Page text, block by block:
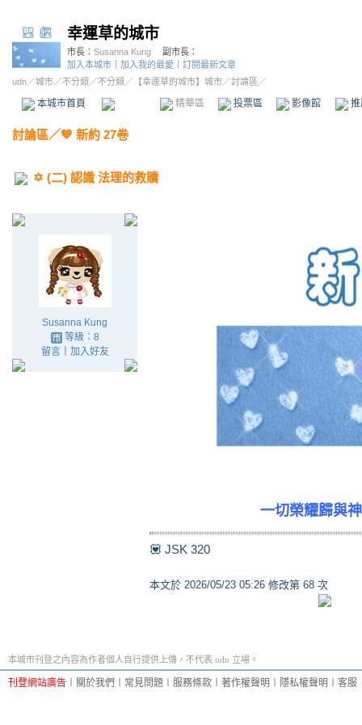
幸運草的城市
市長： Susanna Kung
副市長：
加入本城市
加入我的最愛
訂閱最新文章
udn／城市／不分類 ／不分類 ／ 【幸運草的城市】城市／討論區／
本城市首頁 精華區 投票區 影像館
討論區／💙 新約 27卷
✡️ (二) 認識 法理的救贖
Susanna Kung
等級：8
留言｜ 加入好友
一切榮耀歸與
💟 JSK 320
本文於 2026/05/23 05:26 修改第 68 次
本城市刊登之內容為作者個人自行提供上傳，不代表 udn 立場。
刊登網站廣告 關於我們 常見問題 服務條款 著作權聲明 隱私權聲明 客服